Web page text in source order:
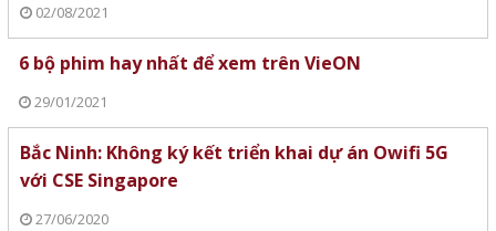
02/08/2021
6 bộ phim hay nhất để xem trên VieON
29/01/2021
Bắc Ninh: Không ký kết triển khai dự án Owifi 5G
với CSE Singapore
27/06/2020